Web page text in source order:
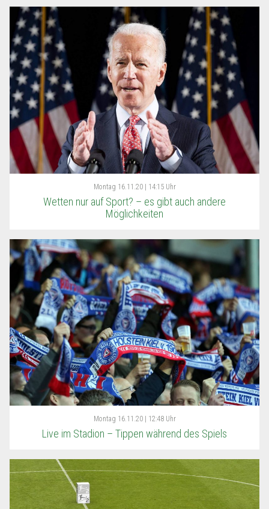
Montag 16.11.20 | 14:15 Uhr
Wetten nur auf Sport? – es gibt auch andere
Möglichkeiten
Montag 16.11.20 | 12:48 Uhr
Live im Stadion – Tippen während des Spiels